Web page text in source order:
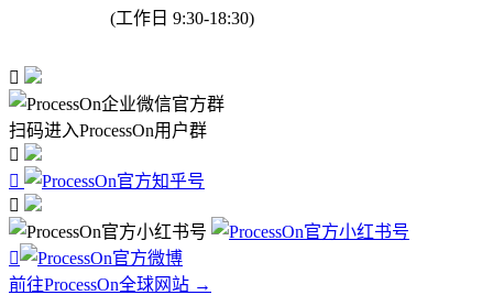
(工作日 9:30-18:30)

扫码进入ProcessOn用户群




前往ProcessOn全球网站 →